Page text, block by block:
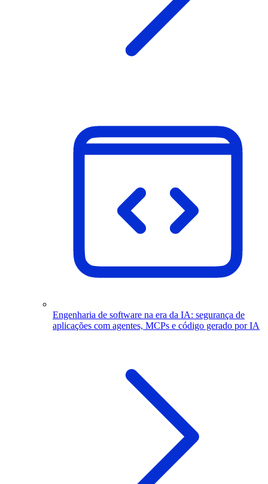
Engenharia de software na era da IA: segurança de
aplicações com agentes, MCPs e código gerado por IA